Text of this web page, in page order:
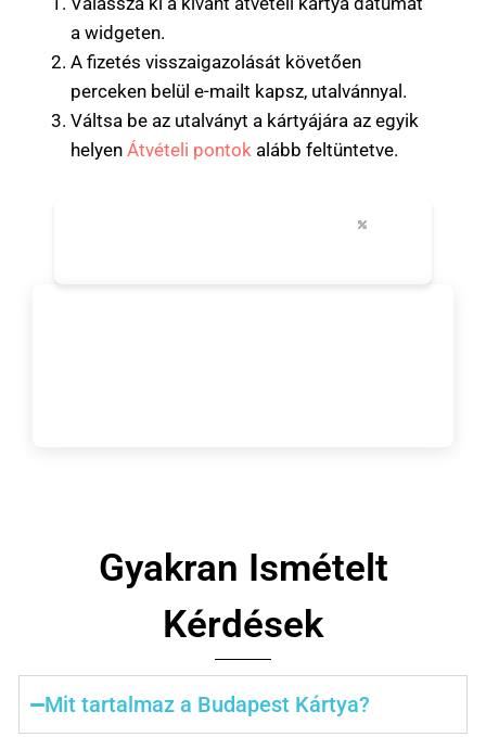
a widgeten.
A fizetés visszaigazolását követően
perceken belül e-mailt kapsz, utalvánnyal.
Váltsa be az utalványt a kártyájára az egyik
helyen Átvételi pontok alább feltüntetve.
Gyakran Ismételt
Kérdések
Mit tartalmaz a Budapest Kártya?